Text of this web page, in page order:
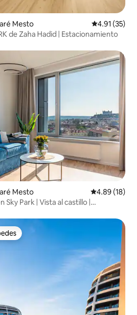
Mesto Calificación
4.91 (35)
de Zaha Hadid | Estacionamiento
Mesto Calificación
4.89 (18)
Sky Park | Vista al castillo |